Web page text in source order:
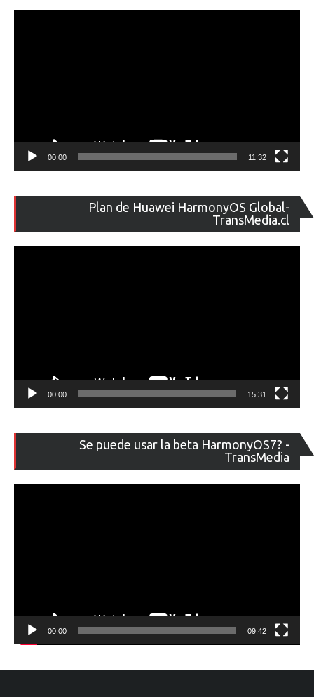
00:00 11:32
Plan de Huawei HarmonyOS Global-
TransMedia.cl
de
00:00 15:31
Se puede usar la beta HarmonyOS7? -
TransMedia
de
00:00 09:42